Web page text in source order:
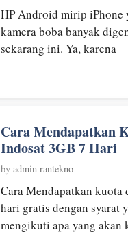
HP Android mirip iPhone
kamera boba banyak
sekarang ini. Ya, karena
Cara Mendapatkan
Indosat 3GB 7 Hari
by admin rantekno
Cara Mendapatkan kuota
hari gratis dengan syarat
mengikuti apa yang akan